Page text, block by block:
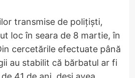
transmise de polițiști,
loc în seara de 8 martie, în
cercetările efectuate până
au stabilit că bărbatul ar fi